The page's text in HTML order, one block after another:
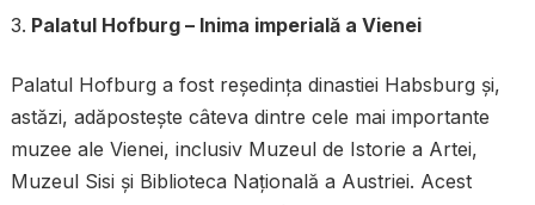
Palatul Hofburg – Inima imperială a Vienei
Palatul Hofburg a fost reședința dinastiei Habsburg și,
astăzi, adăpostește câteva dintre cele mai importante
muzee ale Vienei, inclusiv Muzeul de Istorie a Artei,
Muzeul Sisi și Biblioteca Națională a Austriei. Acest